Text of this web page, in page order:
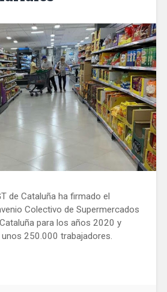
de Cataluña ha firmado el
Colectivo de Supermercados
para los años 2020 y
250.000 trabajadores.